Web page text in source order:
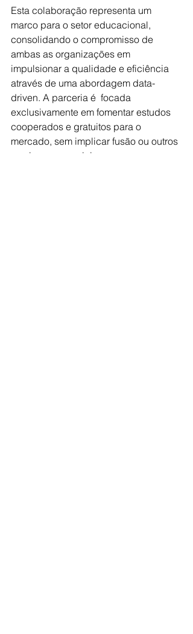
Esta colaboração representa um
marco para o setor educacional,
consolidando o compromisso de
ambas as organizações em
impulsionar a qualidade e eficiência
através de uma abordagem data-
driven. A parceria é  focada
exclusivamente em fomentar estudos
cooperados e gratuitos para o
mercado, sem implicar fusão ou outros
serviços comerciais.